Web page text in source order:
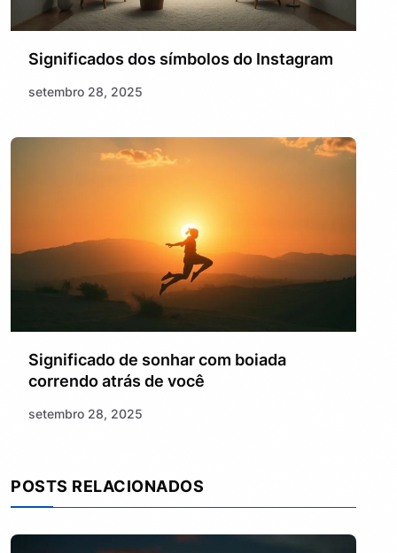
Significados dos símbolos do Instagram
setembro 28, 2025
Significado de sonhar com boiada
correndo atrás de você
setembro 28, 2025
POSTS RELACIONADOS